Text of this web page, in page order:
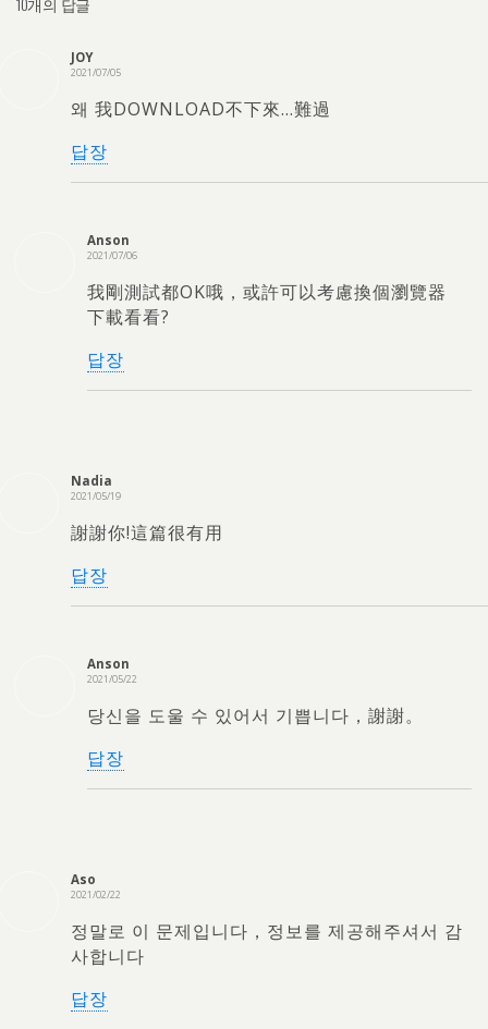
JOY
2021/07/05
왜 我DOWNLOAD不下來…難過
답장
Anson
2021/07/06
我剛測試都OK哦，或許可以考慮換個瀏覽器
下載看看?
답장
Nadia
2021/05/19
謝謝你!這篇很有用
답장
Anson
2021/05/22
당신을 도울 수 있어서 기쁩니다，謝謝。
답장
Aso
2021/02/22
정말로 이 문제입니다，정보를 제공해주셔서 감
사합니다
답장